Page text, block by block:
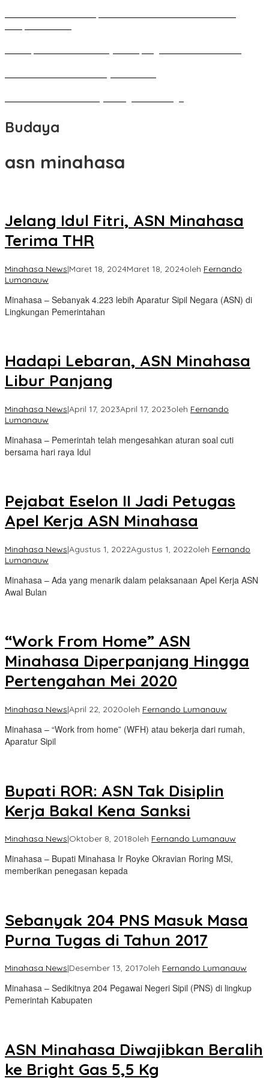
Budaya
asn minahasa
Jelang Idul Fitri, ASN Minahasa
Terima THR
Minahasa News|Maret 18, 2024Maret 18, 2024oleh Fernando
Lumanauw
Minahasa – Sebanyak 4.223 lebih Aparatur Sipil Negara (ASN) di
Lingkungan Pemerintahan
Hadapi Lebaran, ASN Minahasa
Libur Panjang
Minahasa News|April 17, 2023April 17, 2023oleh Fernando
Lumanauw
Minahasa – Pemerintah telah mengesahkan aturan soal cuti
bersama hari raya Idul
Pejabat Eselon II Jadi Petugas
Apel Kerja ASN Minahasa
Minahasa News|Agustus 1, 2022Agustus 1, 2022oleh Fernando
Lumanauw
Minahasa – Ada yang menarik dalam pelaksanaan Apel Kerja ASN
Awal Bulan
“Work From Home” ASN
Minahasa Diperpanjang Hingga
Pertengahan Mei 2020
Minahasa News|April 22, 2020oleh Fernando Lumanauw
Minahasa – “Work from home” (WFH) atau bekerja dari rumah,
Aparatur Sipil
Bupati ROR: ASN Tak Disiplin
Kerja Bakal Kena Sanksi
Minahasa News|Oktober 8, 2018oleh Fernando Lumanauw
Minahasa – Bupati Minahasa Ir Royke Okravian Roring MSi,
memberikan penegasan kepada
Sebanyak 204 PNS Masuk Masa
Purna Tugas di Tahun 2017
Minahasa News|Desember 13, 2017oleh Fernando Lumanauw
Minahasa – Sedikitnya 204 Pegawai Negeri Sipil (PNS) di lingkup
Pemerintah Kabupaten
ASN Minahasa Diwajibkan Beralih
ke Bright Gas 5,5 Kg